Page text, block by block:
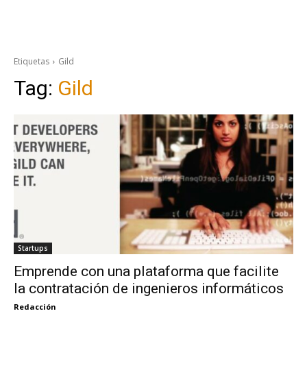
Etiquetas Gild
Tag: Gild
Startups
Emprende con una plataforma que facilite
la contratación de ingenieros informáticos
Redacción